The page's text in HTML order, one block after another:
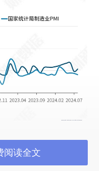
PMI等宏观数据查
阅读全文